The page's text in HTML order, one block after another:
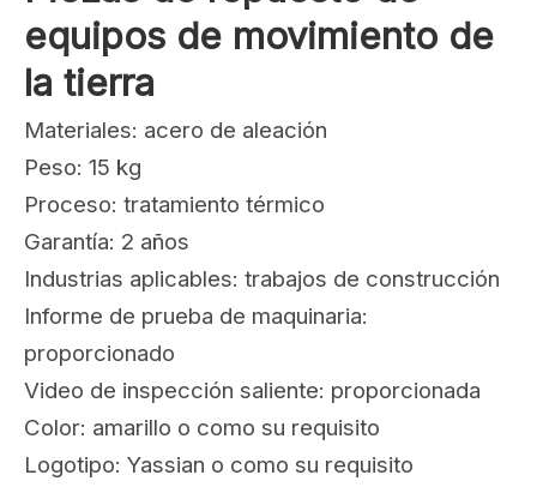
Compartir con:
Protector 195-78-21320
Piezas de repuesto de
equipos de movimiento de
la tierra
Materiales: acero de aleación